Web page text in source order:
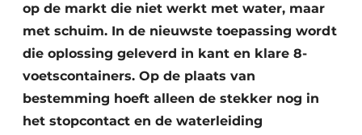
Detectieapparatuur
Persen
Stofbeheersing
Uitrustingsstukken
op de markt die niet werkt met water, maar
met schuim. In de nieuwste toepassing wordt
die oplossing geleverd in kant en klare 8-
voetscontainers. Op de plaats van
bestemming hoeft alleen de stekker nog in
het stopcontact en de waterleiding